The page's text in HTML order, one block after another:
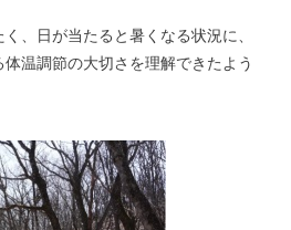
、日が当たると暑くなる状況に、
温調節の大切さを理解できたよう